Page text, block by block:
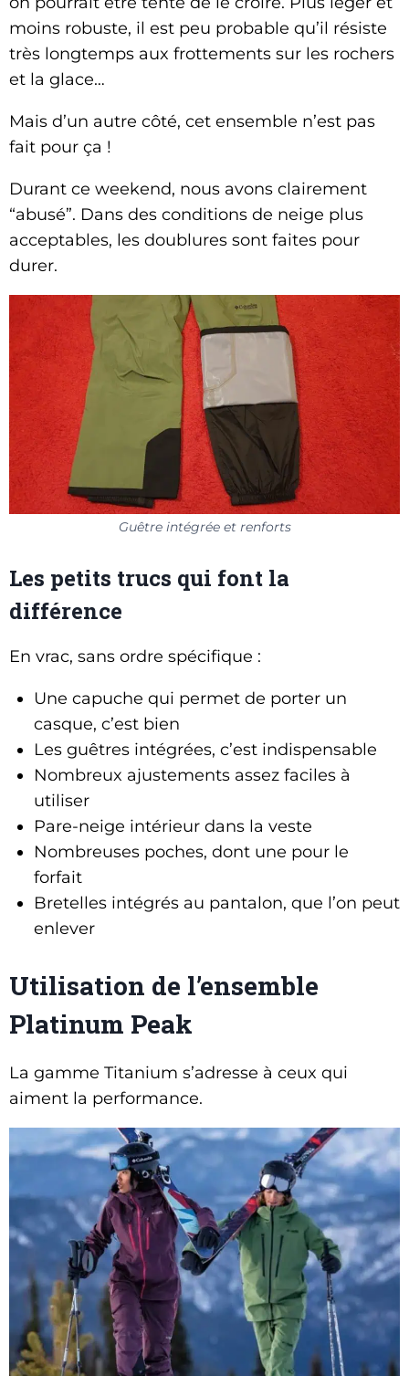
moins robuste, il est peu probable qu’il résiste
très longtemps aux frottements sur les rochers
et la glace…
Mais d’un autre côté, cet ensemble n’est pas
fait pour ça !
Durant ce weekend, nous avons clairement
“abusé”. Dans des conditions de neige plus
acceptables, les doublures sont faites pour
durer.
Guêtre intégrée et renforts
Les petits trucs qui font la
différence
En vrac, sans ordre spécifique :
Une capuche qui permet de porter un
casque, c’est bien
Les guêtres intégrées, c’est indispensable
Nombreux ajustements assez faciles à
utiliser
Pare-neige intérieur dans la veste
Nombreuses poches, dont une pour le
forfait
Bretelles intégrés au pantalon, que l’on peut
enlever
Utilisation de l’ensemble
Platinum Peak
La gamme Titanium s’adresse à ceux qui
aiment la performance.